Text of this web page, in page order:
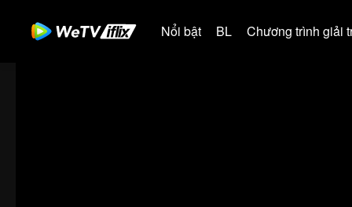
Nổi bật BL Chương trình giải